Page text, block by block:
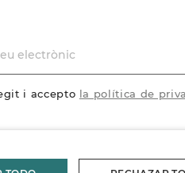
i accepto la política de